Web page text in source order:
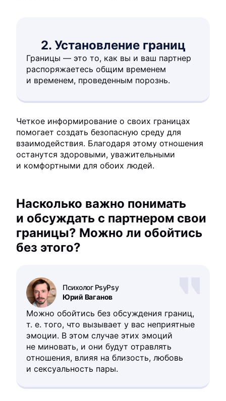
2. Установление границ
Границы — это то, как вы и ваш партнер
распоряжаетесь общим временем
и временем, проведенным порознь.
Четкое информирование о своих границах
помогает создать безопасную среду для
взаимодействия. Благодаря этому отношения
останутся здоровыми, уважительными
и комфортными для обоих людей.
Насколько важно понимать
и обсуждать с партнером свои
границы? Можно ли обойтись
без этого?
Юрий Ваганов
Психолог PsyPsy
Можно обойтись без обсуждения границ,
т. е. того, что вызывает у вас неприятные
эмоции. В этом случае этих эмоций
не миновать, и они будут отравлять
отношения, влияя на близость, любовь
и сексуальность пары.